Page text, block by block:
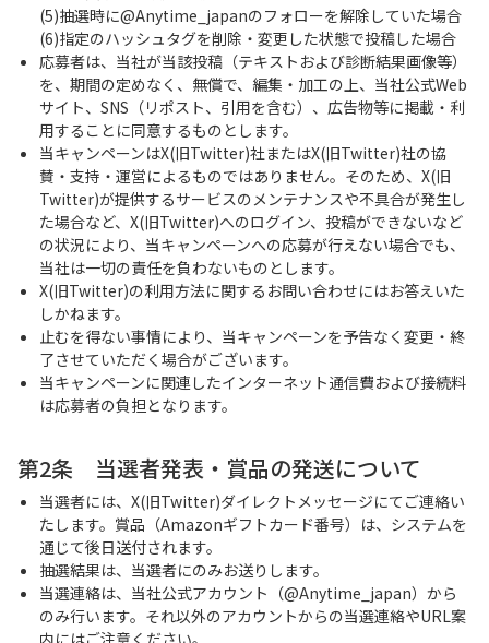
(5)抽選時に@Anytime_japanのフォローを解除していた場合
(6)指定のハッシュタグを削除・変更した状態で投稿した場合
応募者は、当社が当該投稿（テキストおよび診断結果画像等）
を、期間の定めなく、無償で、編集・加工の上、当社公式Web
サイト、SNS（リポスト、引用を含む）、広告物等に掲載・利
用することに同意するものとします。
当キャンペーンはX(旧Twitter)社またはX(旧Twitter)社の協
賛・支持・運営によるものではありません。そのため、X(旧
Twitter)が提供するサービスのメンテナンスや不具合が発生し
た場合など、X(旧Twitter)へのログイン、投稿ができないなど
の状況により、当キャンペーンへの応募が行えない場合でも、
当社は一切の責任を負わないものとします。
X(旧Twitter)の利用方法に関するお問い合わせにはお答えいた
しかねます。
止むを得ない事情により、当キャンペーンを予告なく変更・終
了させていただく場合がございます。
当キャンペーンに関連したインターネット通信費および接続料
は応募者の負担となります。
第2条 当選者発表・賞品の発送について
当選者には、X(旧Twitter)ダイレクトメッセージにてご連絡い
たします。賞品（Amazonギフトカード番号）は、システムを
通じて後日送付されます。
抽選結果は、当選者にのみお送りします。
当選連絡は、当社公式アカウント（@Anytime_japan）から
のみ行います。それ以外のアカウントからの当選連絡やURL案
内にはご注意ください。